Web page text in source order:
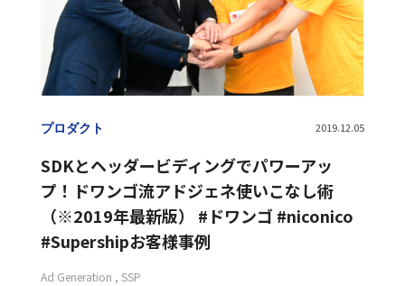
プロダクト 2019.12.05
SDKとヘッダービディングでパワーアッ
プ！ドワンゴ流アドジェネ使いこなし術
（※2019年最新版） #ドワンゴ #niconico
#Supershipお客様事例
Ad Generation SSP